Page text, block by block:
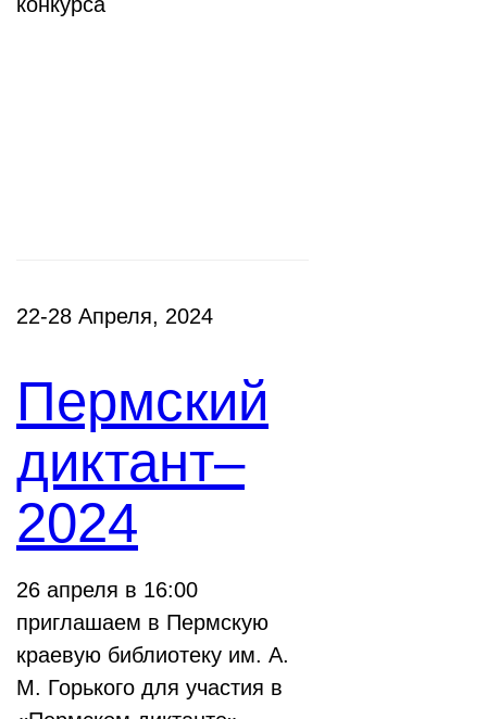
22-28 Апреля, 2024
Пермский
диктант–
2024
26 апреля в 16:00
приглашаем в Пермскую
краевую библиотеку им. А.
М. Горького для участия в